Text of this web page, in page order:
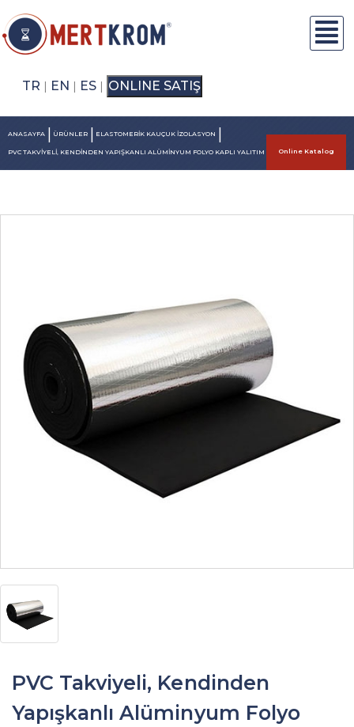
TR | EN | ES | ONLINE SATIŞ
ANASAYFA | ÜRÜNLER | ELASTOMERİK KAUÇUK İZOLASYON |
PVC TAKVİYELİ, KENDİNDEN YAPIŞKANLI ALÜMİNYUM FOLYO KAPLI YALITIM LEVHALARIOnline Katalog
PVC Takviyeli, Kendinden
Yapışkanlı Alüminyum Folyo